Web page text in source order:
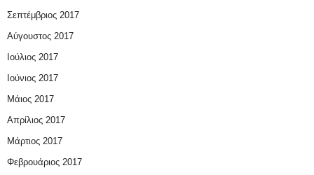
Σεπτέμβριος 2017
Αύγουστος 2017
Ιούλιος 2017
Ιούνιος 2017
Μάιος 2017
Απρίλιος 2017
Μάρτιος 2017
Φεβρουάριος 2017